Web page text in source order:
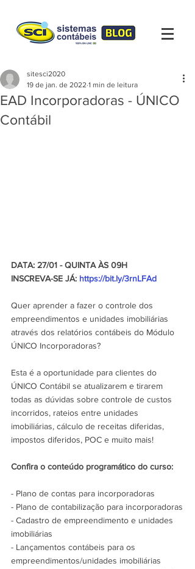
EAD Incorporadoras - ÚNICO
Contábil
sitesci2020
19 de jan. de 2022 1 min de leitura
DATA: 27/01 - QUINTA ÀS 09H
INSCREVA-SE JÁ: https://bit.ly/3rnLFAd
Quer aprender a fazer o controle dos
empreendimentos e unidades imobiliárias
através dos relatórios contábeis do Módulo
ÚNICO Incorporadoras?
Esta é a oportunidade para clientes do
ÚNICO Contábil se atualizarem e tirarem
todas as dúvidas sobre controle de custos
incorridos, rateios entre unidades
imobiliárias, cálculo de receitas diferidas,
impostos diferidos, POC e muito mais!
Confira o conteúdo programático do curso:
- Plano de contas para incorporadoras
- Plano de contabilização para incorporadoras
- Cadastro de empreendimento e unidades
imobiliárias
- Lançamentos contábeis para os
empreendimentos/unidades imobiliárias